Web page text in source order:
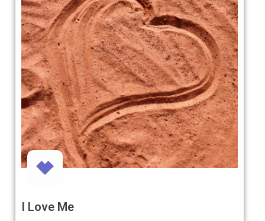
I Love Me